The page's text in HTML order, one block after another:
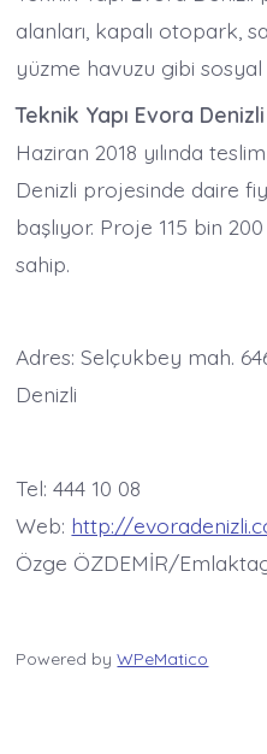
alanları, kapalı otopark,
yüzme havuzu gibi
Teknik Yapı Evora
Haziran 2018 yılında
Denizli projesinde daire
başlıyor. Proje 115 bin
sahip.
Adres: Selçukbey mah.
Denizli
Tel: 444 10 08
Web: http://
Özge ÖZDEMİR/
Powered byWPeMatico